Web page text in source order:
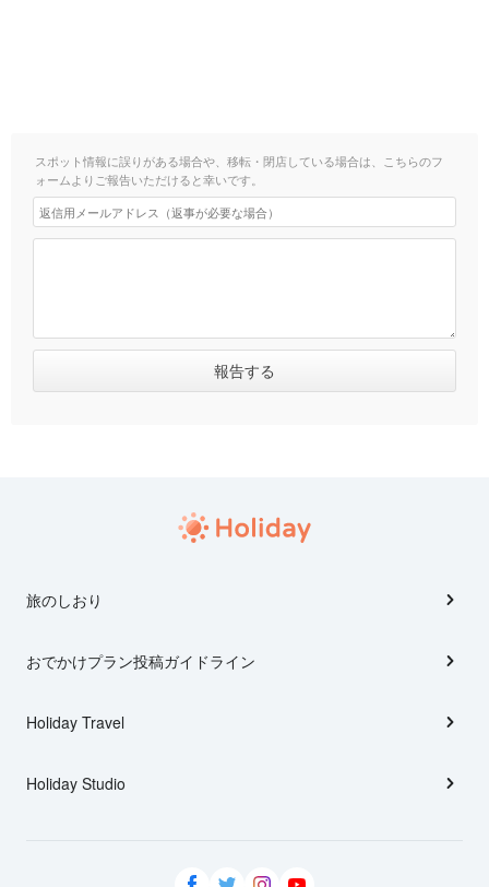
スポット情報に誤りがある場合や、移転・閉店している場合は、こちらのフ
ォームよりご報告いただけると幸いです。
旅のしおり
おでかけプラン投稿ガイドライン
Holiday Travel
Holiday Studio